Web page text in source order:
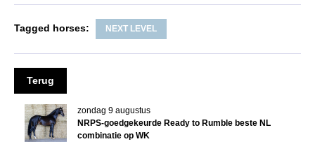
Veel gestelde vragen
Evenementen
NRPS Select Sale
NRPS Keuringen
Tagged horses: NEXT LEVEL
Terug
zondag 9 augustus
NRPS-goedgekeurde Ready to Rumble beste NL
combinatie op WK